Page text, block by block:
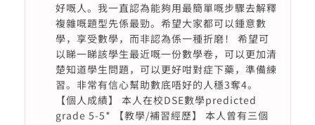
好嘅人。我一直認為能夠用最簡單嘅步驟去解釋
複雜嘅題型先係最勁。希望大家都可以鍾意數
學，享受數學，而非認為係一種折磨！ 希望可
以睇一睇該學生最近嘅一份數學卷，可以更加清
楚知道學生問題，可以更好咁對症下藥，準備練
習。非常有信心幫助數底唔好的人穩3奪4。
【個人成績】 本人在校DSE數學predicted
grade 5-5* 【教學/補習經歷】 本人曾有三個